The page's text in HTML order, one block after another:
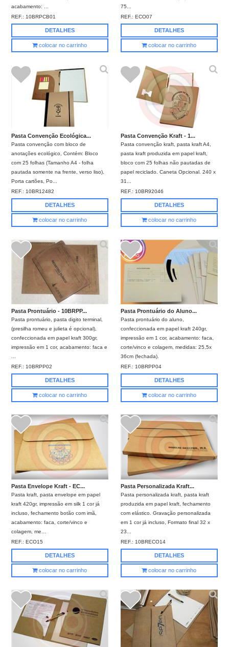
acabamento: ...
REF.: 10BRPCB01
DETALHES
colocar no carrinho
75...
REF.:ECO07
DETALHES
colocar no carrinho
Pasta Convenção Ecológica...
Pasta convenção com bloco de
anotações ecológico, Contém: Bloco
com 25 folhas (Tamanho A4 - folha
pautada somente na frente, verso liso).
Porta cartões, Po...
REF.: 10BR12482
DETALHES
colocar no carrinho
Pasta Convenção Kraft - 1...
Pasta convenção kraft, pasta kraft A4,
pasta kraft produzida em papel kraft,
bloco com 25 folhas não pautadas de
papel reciclado. Caneta Opcional. 240 x
31...
REF.:10BR92046
DETALHES
colocar no carrinho
Pasta Prontuário - 10BRPP...
Pasta prontuário, pasta digito terminal,
(presilha romeu e julieta é opcional),
confeccionada em papel kraft 300gr,
impressão em 1 cor, acabamento: faca e
REF.: 10BRPP02
DETALHES
colocar no carrinho
Pasta Prontuário do Aluno...
Pasta prontuário do aluno,
confeccionada em papel kraft 240gr,
impressão em 1 cor, acabamento: faca,
corte/vinco e colagem, medidas: 25,5x
36cm (fechada).
REF.: 10BRPP04
DETALHES
colocar no carrinho
Pasta Envelope Kraft - EC...
Pasta kraft, pasta envelope em papel
kraft 420gr, impressão em silk 1 cor já
incluso, fechamento botão com imã,
acabamento: faca, corte/vinco e
colagem, me...
REF.:ECO15
DETALHES
colocar no carrinho
Pasta Personalizada Kraft...
Pasta personalizada kraft, pasta kraft
produzida em papel kraft, fechamento
com elástico. Gravação personalizada
em 1 cor já incluso, Formato final 32 x
23...
REF.: 10BRECO14
DETALHES
colocar no carrinho